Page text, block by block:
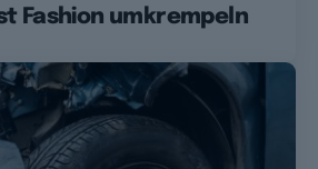
Fashion umkrempeln